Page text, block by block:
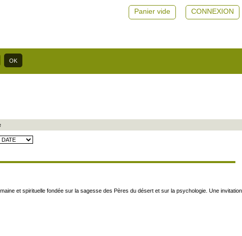
CONNEXION
Panier vide
et spirituelle fondée sur la sagesse des Pères du désert et sur la psychologie. Une invitation